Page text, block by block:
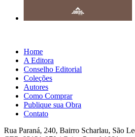
Home
A Editora
Conselho Editorial
Coleções
Autores
Como Comprar
Publique sua Obra
Contato
Rua Paraná, 240, Bairro Scharlau, São